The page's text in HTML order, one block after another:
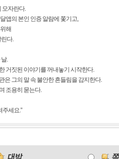
모자란다.
앱의 본인 인증 알람에 쫓기고,
해
다.
.
거짓된 이야기를 꺼내놓기 시작한다.
은 그의 말 속 불안한 흔들림을 감지한다.
조용히 묻는다.
주세요.”